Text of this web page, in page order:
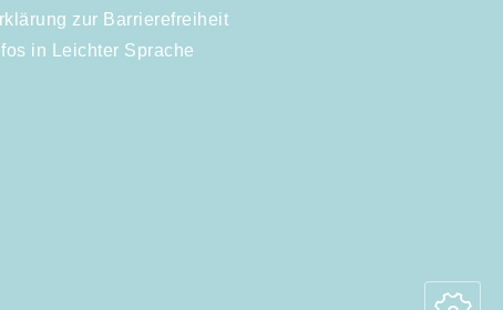
zur Barrierefreiheit
in Leichter Sprache